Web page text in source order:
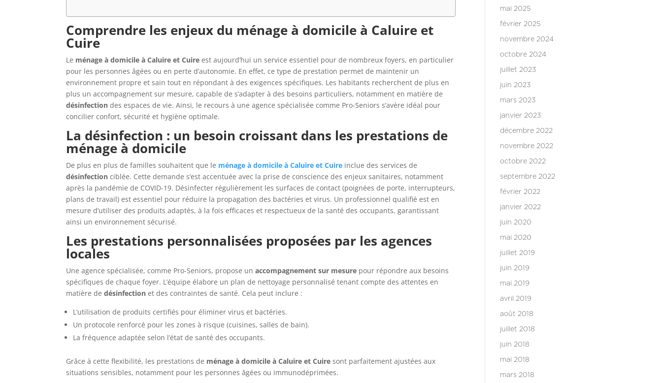
Comprendre les enjeux du ménage à domicile à Caluire et
Cuire
Le ménage à domicile à Caluire et Cuire est aujourd’hui un service essentiel pour de nombreux foyers, en particulier
pour les personnes âgées ou en perte d’autonomie. En effet, ce type de prestation permet de maintenir un
environnement propre et sain tout en répondant à des exigences spécifiques. Les habitants recherchent de plus en
plus un accompagnement sur mesure, capable de s’adapter à des besoins particuliers, notamment en matière de
désinfection des espaces de vie. Ainsi, le recours à une agence spécialisée comme Pro-Seniors s’avère idéal pour
concilier confort, sécurité et hygiène optimale.
La désinfection : un besoin croissant dans les prestations de
ménage à domicile
De plus en plus de familles souhaitent que le ménage à domicile à Caluire et Cuire inclue des services de
désinfection ciblée. Cette demande s’est accentuée avec la prise de conscience des enjeux sanitaires, notamment
après la pandémie de COVID-19. Désinfecter régulièrement les surfaces de contact (poignées de porte, interrupteurs,
plans de travail) est essentiel pour réduire la propagation des bactéries et virus. Un professionnel qualifié est en
mesure d’utiliser des produits adaptés, à la fois efficaces et respectueux de la santé des occupants, garantissant
ainsi un environnement sécurisé.
Les prestations personnalisées proposées par les agences
locales
Une agence spécialisée, comme Pro-Seniors, propose unaccompagnement sur mesure pour répondre aux besoins
spécifiques de chaque foyer. L’équipe élabore un plan de nettoyage personnalisé tenant compte des attentes en
matière dedésinfection et des contraintes de santé. Cela peut inclure :
L’utilisation de produits certifiés pour éliminer virus et bactéries.
Un protocole renforcé pour les zones à risque (cuisines, salles de bain).
La fréquence adaptée selon l’état de santé des occupants.
Grâce à cette flexibilité, les prestations de ménage à domicile à Caluire et Cuire sont parfaitement ajustées aux
situations sensibles, notamment pour les personnes âgées ou immunodéprimées.
mai 2025
février 2025
novembre 2024
octobre 2024
juillet 2023
juin 2023
mars 2023
janvier 2023
décembre 2022
novembre 2022
octobre 2022
septembre 2022
février 2022
janvier 2022
juin 2020
mai 2020
juillet 2019
juin 2019
mai 2019
avril 2019
août 2018
juillet 2018
juin 2018
mai 2018
mars 2018